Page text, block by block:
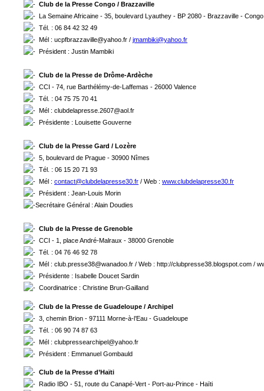
Club de la Presse Congo / Brazzaville
La Semaine Africaine - 35, boulevard Lyauthey - BP 2080 - Brazzaville -
Tél. : 06 84 42 32 49
Mél : ucpfbrazzaville@yahoo.fr / jmambiki@yahoo.fr
Président : Justin Mambiki
Club de la Presse de Drôme-Ardèche
CCI - 74, rue Barthélémy-de-Laffemas - 26000 Valence
Tél. : 04 75 75 70 41
Mél : clubdelapresse.2607@aol.fr
Présidente : Louisette Gouverne
Club de la Presse Gard / Lozère
5, boulevard de Prague - 30900 Nîmes
Tél. : 06 15 20 71 93
Mél : contact@clubdelapresse30.fr / Web : www.clubdelapresse30.fr
Président : Jean-Louis Morin
Secrétaire Général : Alain Doudies
Club de la Presse de Grenoble
CCI - 1, place André-Malraux - 38000 Grenoble
Tél. : 04 76 46 92 78
Mél : club.presse38@wanadoo.fr / Web : http://clubpresse38.blogspot.com /
Présidente : Isabelle Doucet Sardin
Coordinatrice : Christine Brun-Gailland
Club de la Presse de Guadeloupe / Archipel
3, chemin Brion - 97111 Morne-à-l’Eau - Guadeloupe
Tél. : 06 90 74 87 63
Mél : clubpressearchipel@yahoo.fr
Président : Emmanuel Gombauld
Club de la Presse d’Haïti
Radio IBO - 51, route du Canapé-Vert - Port-au-Prince - Haïti